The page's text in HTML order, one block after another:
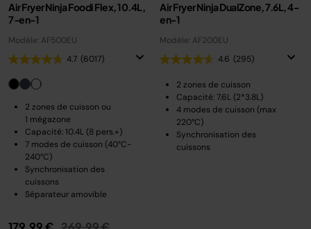
Air Fryer Ninja Foodi Flex, 10.4L,
7-en-1
Modèle: AF500EU
4.7 (6017)
2 zones de cuisson ou
1 mégazone
Capacité: 10.4L (8 pers.+)
7 modes de cuisson (40°C-
240°C)
Synchronisation des
cuissons
Séparateur amovible
Prix réduit de
au
Air Fryer Ninja DualZone, 7.6L, 4-
en-1
Modèle: AF200EU
4.6 (295)
2 zones de cuisson
Capacité: 7.6L (2*3.8L)
4 modes de cuisson (max
220°C)
Synchronisation des
cuissons